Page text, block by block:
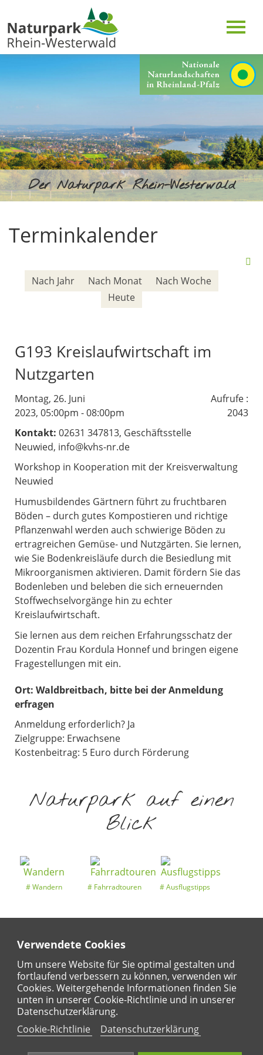
Verwendete Cookies
Um unsere Website für Sie optimal gestalten und
fortlaufend verbessern zu können, verwenden wir
Cookies. Weitergehende Informationen finden Sie
unten in unserer Cookie-Richtlinie und in unserer
Datenschutzerklärung.
Cookie-Richtlinie
Datenschutzerklärung
Der Naturpark Rhein-Westerwald
Terminkalender
Nach Jahr Nach Monat
Nach Woche
Heute
G193 Kreislaufwirtschaft im
Nutzgarten
Montag, 26. Juni
2023, 05:00pm - 08:00pm
Aufrufe :
2043
Kontakt: 02631 347813, Geschäftsstelle
Neuwied, info@kvhs-nr.de
Workshop in Kooperation mit der Kreisverwaltung
Neuwied
Humusbildendes Gärtnern führt zu fruchtbaren
Böden – durch gutes Kompostieren und richtige
Pflanzenwahl werden auch schwierige Böden zu
ertragreichen Gemüse- und Nutzgärten. Sie lernen,
wie Sie Bodenkreisläufe durch die Besiedlung mit
Mikroorganismen aktivieren. Damit fördern Sie das
Bodenleben und beleben die sich erneuernden
Stoffwechselvorgänge hin zu echter
Kreislaufwirtschaft.
Sie lernen aus dem reichen Erfahrungsschatz der
Dozentin Frau Kordula Honnef und bringen eigene
Fragestellungen mit ein.
Ort: Waldbreitbach, bitte bei der Anmeldung
erfragen
Anmeldung erforderlich? Ja
Zielgruppe: Erwachsene
Kostenbeitrag: 5 Euro durch Förderung
Naturpark auf einen
Blick
Wandern Fahrradtouren Ausflugstipps
Entdeckertouren Ansichten
Regional
Karte